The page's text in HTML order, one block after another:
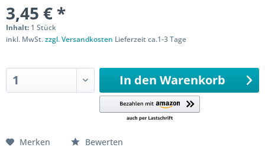
3,45 € *
Inhalt: 1 Stück
inkl. MwSt.zzgl. Versandkosten Lieferzeit ca.1-3 Tage
In den Warenkorb
Merken Bewerten